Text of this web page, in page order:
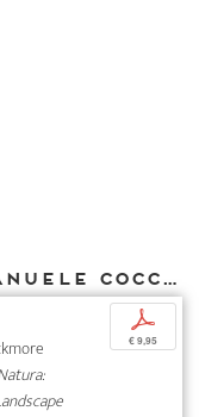
Weitere Texte von Emanuele Coccia bei DIAPHANES
p
€ 9,95